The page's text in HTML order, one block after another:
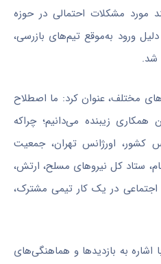
مورد مشکلات احتمالی در حوزه
ورود به‌موقع تیم‌های بازرسی،
شد.
مختلف، عنوان کرد: ما اصطلاح
زیبنده می‌دانیم؛ چراکه
کشور، اورژانس تهران، جمعیت
ستاد کل نیروهای مسلح، ارتش،
اجتماعی در یک کار تیمی مشترک،
به بازدیدها و هماهنگی‌های